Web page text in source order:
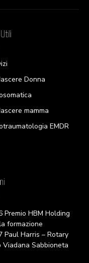
Donna
mamma
EMDR
Premio HBM Holding
formazione
Paul Harris – Rotary
Viadana Sabbioneta